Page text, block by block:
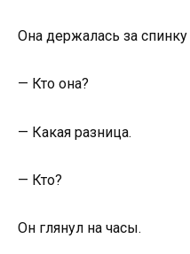
Она держалась за
— Кто она?
— Какая разница.
— Кто?
Он глянул на часы.